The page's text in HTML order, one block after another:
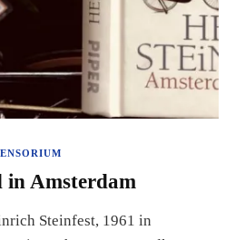
in Amsterdam
Steinfest, 1961 in